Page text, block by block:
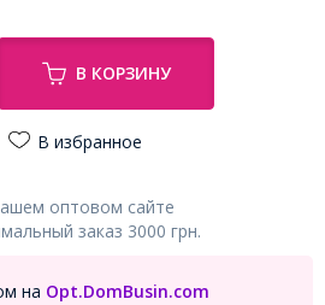
В КОРЗИНУ
В избранное
оптовом сайте
заказ 3000 грн.
на Opt.DomBusin.com